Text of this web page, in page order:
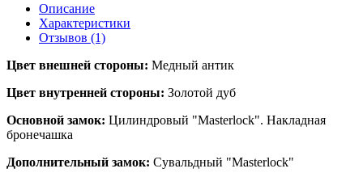
Описание
Характеристики
Отзывов (1)
Цвет внешней стороны: Медный антик
Цвет внутренней стороны: Золотой дуб
Основной замок: Цилиндровый "Masterlock". Накладная
бронечашка
Дополнительный замок: Сувальдный "Masterlock"